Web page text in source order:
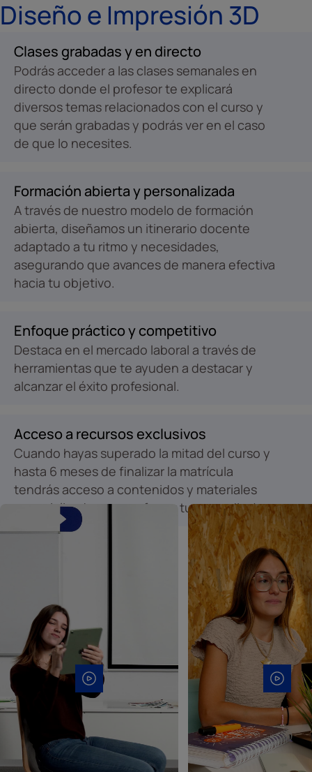
Diseño e Impresión 3D
Clases grabadas y en directo
Podrás acceder a las clases semanales en
directo donde el profesor te explicará
diversos temas relacionados con el curso y
que serán grabadas y podrás ver en el caso
de que lo necesites.
Formación abierta y personalizada
A través de nuestro modelo de formación
abierta, diseñamos un itinerario docente
adaptado a tu ritmo y necesidades,
asegurando que avances de manera efectiva
hacia tu objetivo.
Enfoque práctico y competitivo
Destaca en el mercado laboral a través de
herramientas que te ayuden a destacar y
alcanzar el éxito profesional.
Acceso a recursos exclusivos
Cuando hayas superado la mitad del curso y
hasta 6 meses de finalizar la matrícula
tendrás acceso a contenidos y materiales
especializados para reforzar tu aprendizaje.